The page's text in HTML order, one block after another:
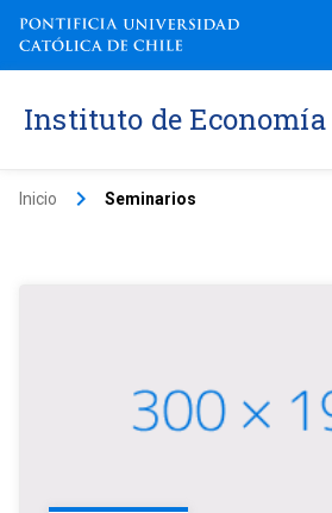
Instituto de Economía
Inicio keyboard_arrow_right Seminarios